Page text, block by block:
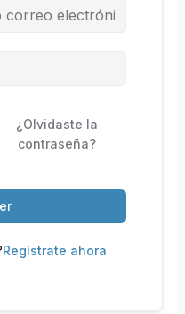
¿Olvidaste la
contraseña?
Regístrate ahora